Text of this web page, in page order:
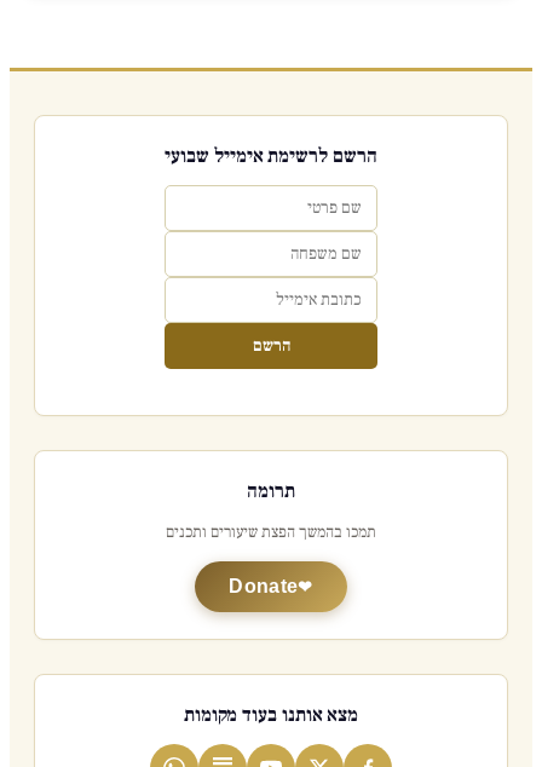
הרשם לרשימת אימייל שבועי
הרשם
תרומה
תמכו בהמשך הפצת שיעורים ותכנים
Donate
מצא אותנו בעוד מקומות